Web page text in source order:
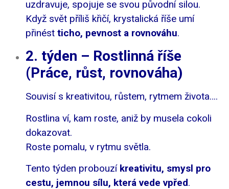
uzdravuje, spojuje se svou původní silou.
Když svět příliš křičí, krystalická říše umí
přinést ticho, pevnost a rovnováhu.
2. týden – Rostlinná říše
(Práce, růst, rovnováha)
Souvisí s kreativitou, růstem, rytmem života….
Rostlina ví, kam roste, aniž by musela cokoli
dokazovat.
Roste pomalu, v rytmu světla.
Tento týden probouzí kreativitu, smysl pro
cestu, jemnou sílu, která vede vpřed.